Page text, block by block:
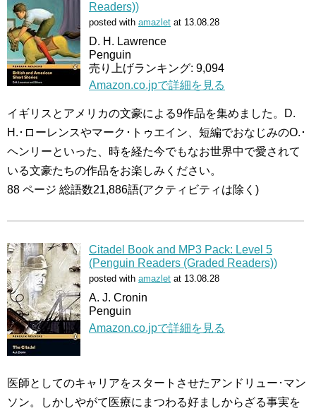
Readers))
posted with amazlet at 13.08.28
D. H. Lawrence
Penguin
売り上げランキング: 9,094
Amazon.co.jpで詳細を見る
イギリスとアメリカの文豪による9作品を集めました。D.
H.･ローレンスやマーク･トゥエイン、短編でおなじみのO.･
ヘンリーといった、時を経た今でもなお世界中で愛されて
いる文豪たちの作品をお楽しみください。
88 ページ 総語数21,886語(アクティビティは除く)
Citadel Book and MP3 Pack: Level 5
(Penguin Readers (Graded Readers))
posted with amazlet at 13.08.28
A. J. Cronin
Penguin
Amazon.co.jpで詳細を見る
医師としてのキャリアをスタートさせたアンドリュー･マン
ソン。しかしやがて医療にまつわる好ましからざる事実を